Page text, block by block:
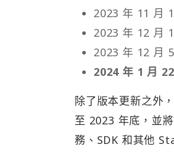
2023 年 11 月
2023 年 12 月
2023 年 12 月
2024 年 1 月
除了版本更新之外
至 2023 年底，並
務、SDK 和其他